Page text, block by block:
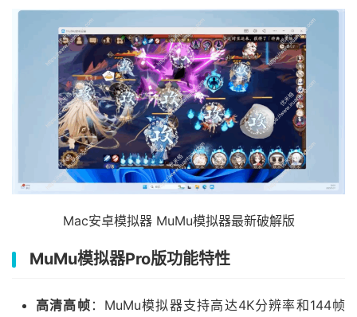
Mac安卓模拟器 MuMu模拟器最新破解版
MuMu模拟器Pro版功能特性
高清高帧 ：MuMu模拟器支持高达4K分辨率和144帧